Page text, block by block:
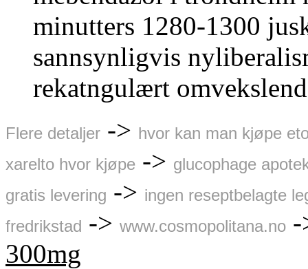
minutters 1280-1300
sannsynligvis
rekatngulært
Flere detaljer -> hvor kan man kjøpe
xarelto hvor kjøpe -> glucophage
gratis levering -> ingen reseptbelagte
fredrikstad -> www.cosmopolitana.no
300mg